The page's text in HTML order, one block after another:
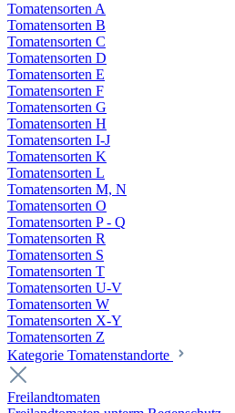
Tomatensorten A
Tomatensorten B
Tomatensorten C
Tomatensorten D
Tomatensorten E
Tomatensorten F
Tomatensorten G
Tomatensorten H
Tomatensorten I-J
Tomatensorten K
Tomatensorten L
Tomatensorten M, N
Tomatensorten O
Tomatensorten P - Q
Tomatensorten R
Tomatensorten S
Tomatensorten T
Tomatensorten U-V
Tomatensorten W
Tomatensorten X-Y
Tomatensorten Z
Kategorie Tomatenstandorte
Freilandtomaten